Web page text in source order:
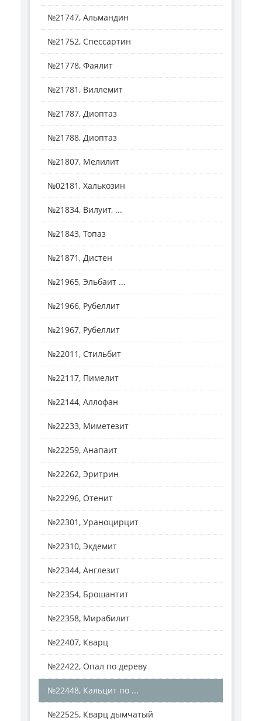
№21747, Альмандин
№21752, Спессартин
№21778, Фаялит
№21781, Виллемит
№21787, Диоптаз
№21788, Диоптаз
№21807, Мелилит
№02181, Халькозин
№21834, Вилуит, ...
№21843, Топаз
№21871, Дистен
№21965, Эльбаит ...
№21966, Рубеллит
№21967, Рубеллит
№22011, Стильбит
№22117, Пимелит
№22144, Аллофан
№22233, Миметезит
№22259, Анапаит
№22262, Эритрин
№22296, Отенит
№22301, Ураноцирцит
№22310, Экдемит
№22344, Англезит
№22354, Брошантит
№22358, Мирабилит
№22407, Кварц
№22422, Опал по дереву
№22448, Кальцит по ...
№22525, Кварц дымчатый